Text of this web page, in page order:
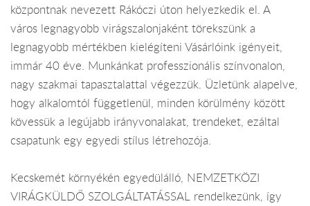
központnak nevezett Rákóczi úton helyezkedik el. A
város legnagyobb virágszalonjaként törekszünk a
legnagyobb mértékben kielégíteni Vásárlóink igényeit,
immár 40 éve. Munkánkat professzionális színvonalon,
nagy szakmai tapasztalattal végezzük. Üzletünk alapelve,
hogy alkalomtól függetlenül, minden körülmény között
kövessük a legújabb irányvonalakat, trendeket, ezáltal
csapatunk egy egyedi stílus létrehozója.
Kecskemét környékén egyedülálló, NEMZETKÖZI
VIRÁGKÜLDŐ SZOLGÁLTATÁSSAL rendelkezünk, így